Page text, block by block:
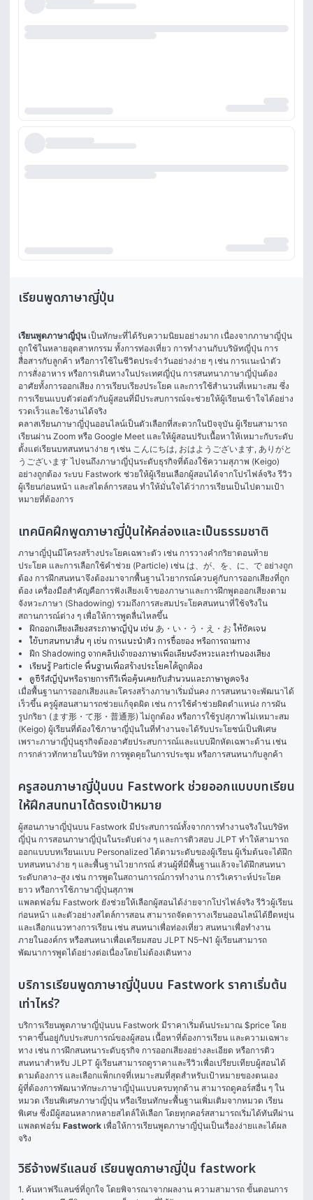
เรียนพูดภาษาญี่ปุ่น
เรียนพูดภาษาญี่ปุ่น เป็นทักษะที่ได้รับความนิยมอย่างมาก เนื่องจากภาษาญี่ปุ่น
ถูกใช้ในหลายอุตสาหกรรม ทั้งการท่องเที่ยว การทำงานกับบริษัทญี่ปุ่น การ
สื่อสารกับลูกค้า หรือการใช้ในชีวิตประจำวันอย่างง่าย ๆ เช่น การแนะนำตัว
การสั่งอาหาร หรือการเดินทางในประเทศญี่ปุ่น การสนทนาภาษาญี่ปุ่นต้อง
อาศัยทั้งการออกเสียง การเรียบเรียงประโยค และการใช้สำนวนที่เหมาะสม ซึ่ง
การเรียนแบบตัวต่อตัวกับผู้สอนที่มีประสบการณ์จะช่วยให้ผู้เรียนเข้าใจได้อย่าง
รวดเร็วและใช้งานได้จริง
คลาสเรียนภาษาญี่ปุ่นออนไลน์เป็นตัวเลือกที่สะดวกในปัจจุบัน ผู้เรียนสามารถ
เรียนผ่าน Zoom หรือ Google Meet และให้ผู้สอนปรับเนื้อหาให้เหมาะกับระดับ
ตั้งแต่เรียนบทสนทนาง่าย ๆ เช่น こんにちは, おはようございます, ありがと
うございます ไปจนถึงภาษาญี่ปุ่นระดับธุรกิจที่ต้องใช้ความสุภาพ (Keigo)
อย่างถูกต้อง ระบบ Fastwork ช่วยให้ผู้เรียนเลือกผู้สอนได้จากโปรไฟล์จริง รีวิว
ผู้เรียนก่อนหน้า และสไตล์การสอน ทำให้มั่นใจได้ว่าการเรียนเป็นไปตามเป้า
หมายที่ต้องการ
เทคนิคฝึกพูดภาษาญี่ปุ่นให้คล่องและเป็นธรรมชาติ
ภาษาญี่ปุ่นมีโครงสร้างประโยคเฉพาะตัว เช่น การวางคำกริยาตอนท้าย
ประโยค และการเลือกใช้คำช่วย (Particle) เช่น は、が、を、に、で อย่างถูก
ต้อง การฝึกสนทนาจึงต้องมาจากพื้นฐานไวยากรณ์ควบคู่กับการออกเสียงที่ถูก
ต้อง เครื่องมือสำคัญคือการฟังเสียงเจ้าของภาษาและการฝึกพูดออกเสียงตาม
จังหวะภาษา (Shadowing) รวมถึงการสะสมประโยคสนทนาที่ใช้จริงใน
สถานการณ์ต่าง ๆ เพื่อให้การพูดลื่นไหลขึ้น
ฝึกออกเสียงเสียงสระภาษาญี่ปุ่น เช่น あ・い・う・え・お ให้ชัดเจน
ใช้บทสนทนาสั้น ๆ เช่น การแนะนำตัว การซื้อของ หรือการถามทาง
ฝึก Shadowing จากคลิปเจ้าของภาษาเพื่อเลียนจังหวะและทำนองเสียง
เรียนรู้ Particle พื้นฐานเพื่อสร้างประโยคได้ถูกต้อง
ดูซีรีส์ญี่ปุ่นหรือรายการทีวีเพื่อคุ้นเคยกับสำนวนและภาษาพูดจริง
เมื่อพื้นฐานการออกเสียงและโครงสร้างภาษาเริ่มมั่นคง การสนทนาจะพัฒนาได้
เร็วขึ้น ครูผู้สอนสามารถช่วยแก้จุดผิด เช่น การใช้คำช่วยผิดตำแหน่ง การผัน
รูปกริยา (ます形・て形・普通形) ไม่ถูกต้อง หรือการใช้รูปสุภาพไม่เหมาะสม
(Keigo) ผู้เรียนที่ต้องใช้ภาษาญี่ปุ่นในที่ทำงานจะได้รับประโยชน์เป็นพิเศษ
เพราะภาษาญี่ปุ่นธุรกิจต้องอาศัยประสบการณ์และแบบฝึกหัดเฉพาะด้าน เช่น
การกล่าวทักทายในบริษัท การพูดคุยในการประชุม หรือการสนทนากับลูกค้า
ครูสอนภาษาญี่ปุ่นบน Fastwork ช่วยออกแบบบทเรียน
ให้ฝึกสนทนาได้ตรงเป้าหมาย
ผู้สอนภาษาญี่ปุ่นบน Fastwork มีประสบการณ์ทั้งจากการทำงานจริงในบริษัท
ญี่ปุ่น การสอนภาษาญี่ปุ่นในระดับต่าง ๆ และการติวสอบ JLPT ทำให้สามารถ
ออกแบบบทเรียนแบบ Personalized ได้ตามระดับของผู้เรียน ผู้เริ่มต้นจะได้ฝึก
บทสนทนาง่าย ๆ และพื้นฐานไวยากรณ์ ส่วนผู้ที่มีพื้นฐานแล้วจะได้ฝึกสนทนา
ระดับกลาง–สูง เช่น การพูดในสถานการณ์การทำงาน การวิเคราะห์ประโยค
ยาว หรือการใช้ภาษาญี่ปุ่นสุภาพ
แพลตฟอร์ม Fastwork ยังช่วยให้เลือกผู้สอนได้ง่ายจากโปรไฟล์จริง รีวิวผู้เรียน
ก่อนหน้า และตัวอย่างสไตล์การสอน สามารถจัดตารางเรียนออนไลน์ได้ยืดหยุ่น
และเลือกแนวทางการเรียน เช่น สนทนาเพื่อท่องเที่ยว สนทนาเพื่อทำงาน
ภายในองค์กร หรือสนทนาเพื่อเตรียมสอบ JLPT N5–N1 ผู้เรียนสามารถ
พัฒนาการพูดได้อย่างต่อเนื่องโดยไม่ต้องเดินทาง
บริการเรียนพูดภาษาญี่ปุ่นบน Fastwork ราคาเริ่มต้น
เท่าไหร่?
บริการเรียนพูดภาษาญี่ปุ่นบน Fastwork มีราคาเริ่มต้นประมาณ $price โดย
ราคาขึ้นอยู่กับประสบการณ์ของผู้สอน เนื้อหาที่ต้องการเรียน และความเฉพาะ
ทาง เช่น การฝึกสนทนาระดับธุรกิจ การออกเสียงอย่างละเอียด หรือการติว
สนทนาสำหรับ JLPT ผู้เรียนสามารถดูราคาและรีวิวเพื่อเปรียบเทียบผู้สอนได้
ตามต้องการ และเลือกแพ็กเกจที่เหมาะสมที่สุดสำหรับเป้าหมายของตนเอง
ผู้ที่ต้องการพัฒนาทักษะภาษาญี่ปุ่นแบบครบทุกด้าน สามารถดูคอร์สอื่น ๆ ใน
หมวด เรียนพิเศษภาษาญี่ปุ่น หรือเรียนทักษะพื้นฐานเพิ่มเติมจากหมวด เรียน
พิเศษ ซึ่งมีผู้สอนหลากหลายสไตล์ให้เลือก โดยทุกคอร์สสามารถเริ่มได้ทันทีผ่าน
แพลตฟอร์ม Fastwork เพื่อให้การเรียนพูดภาษาญี่ปุ่นเป็นเรื่องง่ายและได้ผล
จริง
วิธีจ้างฟรีแลนซ์ เรียนพูดภาษาญี่ปุ่น fastwork
1. ค้นหาฟรีแลนซ์ที่ถูกใจ โดยพิจารณาจากผลงาน ความสามารถ ขั้นตอนการ